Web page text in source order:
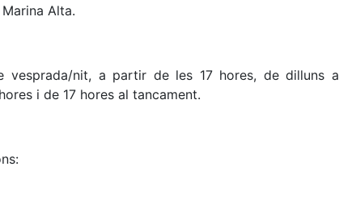
Alta.
vesprada/nit, a partir de les 17 hores, de dilluns a
i de 17 hores al tancament.